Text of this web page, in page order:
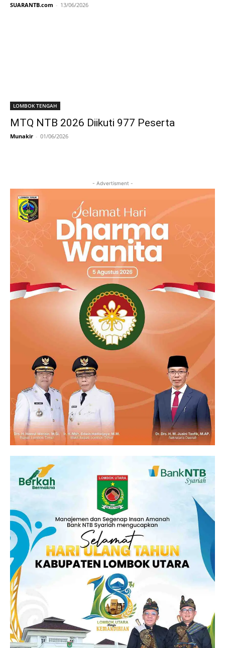
SUARANTB.com - 13/06/2026
LOMBOK TENGAH
MTQ NTB 2026 Diikuti 977 Peserta
Munakir - 01/06/2026
- Advertisment -